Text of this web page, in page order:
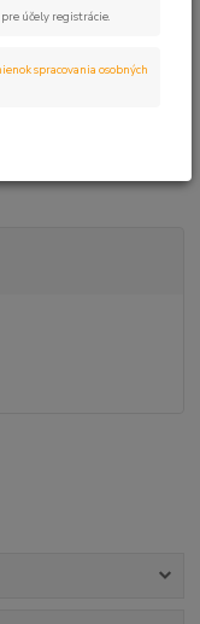
pre účely registrácie.
spracovania osobných